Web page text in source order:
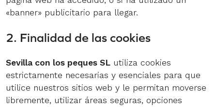
«banner» publicitario para llegar.
2. Finalidad de las cookies
Sevilla con los peques SL utiliza cookies
estrictamente necesarias y esenciales para que
utilice nuestros sitios web y le permitan moverse
libremente, utilizar áreas seguras, opciones